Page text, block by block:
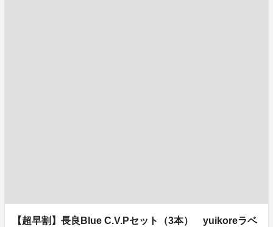
【超早割】長良Blue C.V.Pセット（3本） yuikoreラベ